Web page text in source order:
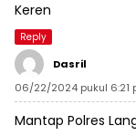
Keren
Reply
Dasril
06/22/2024 pukul 6:21
Mantap Polres